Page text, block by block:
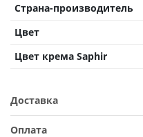
Страна-производитель
Цвет
Цвет крема Saphir
Доставка
Оплата